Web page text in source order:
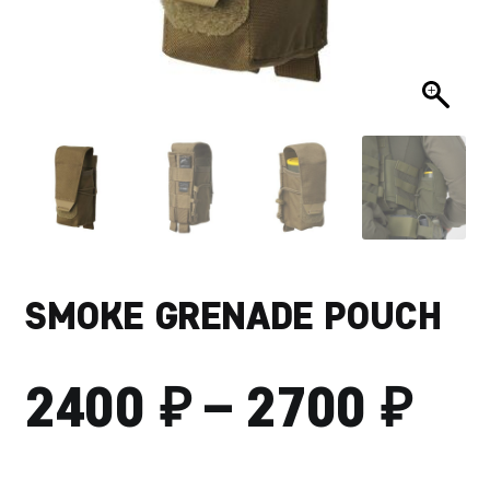
SMOKE GRENADE POUCH
2400 ₽– 2700 ₽